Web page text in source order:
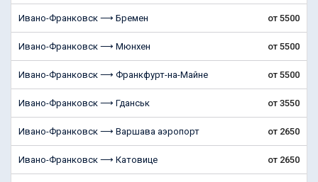
Ивано-Франковск ⟶ Бремен от 5500
Ивано-Франковск ⟶ Мюнхен от 5500
Ивано-Франковск ⟶ Франкфурт-на-Майне от 5500
Ивано-Франковск ⟶ Гданськ от 3550
Ивано-Франковск ⟶ Варшава аэропорт от 2650
Ивано-Франковск ⟶ Катовице от 2650